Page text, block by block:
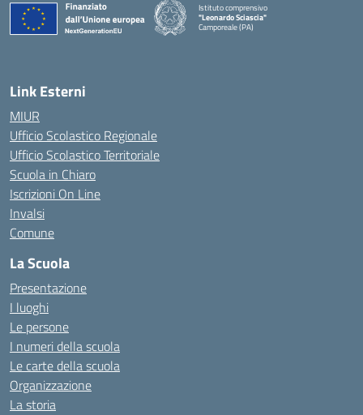
Istituto comprensivo
"Leonardo Sciascia"
Camporeale (PA)
— Visita la pagina iniziale della scuola
Link Esterni
MIUR
Ufficio Scolastico Regionale
Ufficio Scolastico Territoriale
Scuola in Chiaro
Iscrizioni On Line
Invalsi
Comune
La Scuola
Presentazione
I luoghi
Le persone
I numeri della scuola
Le carte della scuola
Organizzazione
La storia